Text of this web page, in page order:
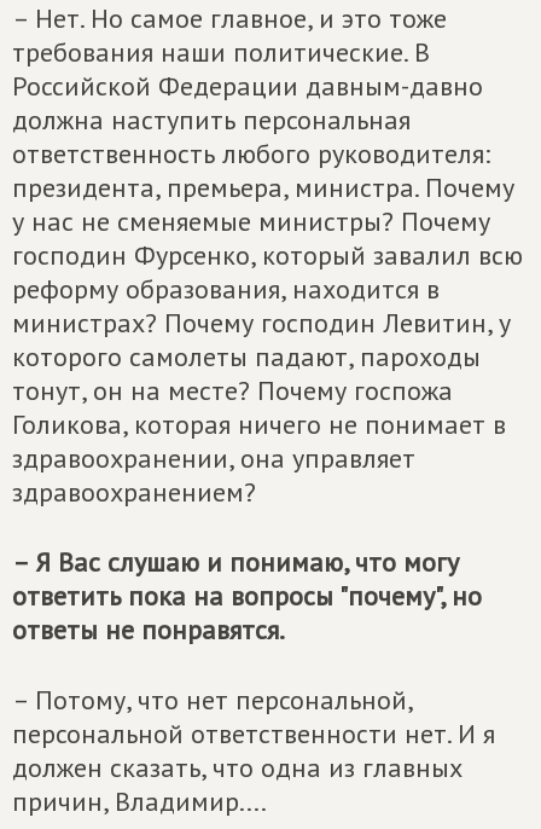
– Нет. Но самое главное, и это тоже
требования наши политические. В
Российской Федерации давным-давно
должна наступить персональная
ответственность любого руководителя:
президента, премьера, министра. Почему
у нас не сменяемые министры? Почему
господин Фурсенко, который завалил всю
реформу образования, находится в
министрах? Почему господин Левитин, у
которого самолеты падают, пароходы
тонут, он на месте? Почему госпожа
Голикова, которая ничего не понимает в
здравоохранении, она управляет
здравоохранением?
– Я Вас слушаю и понимаю, что могу
ответить пока на вопросы "почему", но
ответы не понравятся.
– Потому, что нет персональной,
персональной ответственности нет. И я
должен сказать, что одна из главных
причин, Владимир....